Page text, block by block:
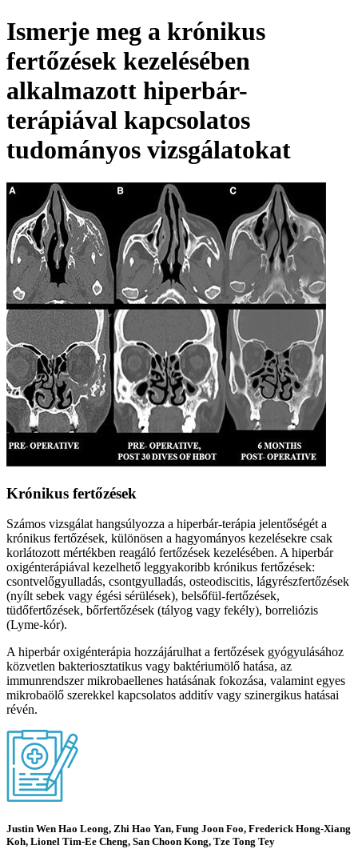
Ismerje meg a krónikus
fertőzések kezelésében
alkalmazott hiperbár-
terápiával kapcsolatos
tudományos vizsgálatokat
Krónikus fertőzések
Számos vizsgálat hangsúlyozza a hiperbár-terápia jelentőségét a
krónikus fertőzések, különösen a hagyományos kezelésekre csak
korlátozott mértékben reagáló fertőzések kezelésében. A hiperbár
oxigénterápiával kezelhető leggyakoribb krónikus fertőzések:
csontvelőgyulladás, csontgyulladás, osteodiscitis, lágyrészfertőzések
(nyílt sebek vagy égési sérülések), belsőfül-fertőzések,
tüdőfertőzések, bőrfertőzések (tályog vagy fekély), borreliózis
(Lyme-kór).
A hiperbár oxigénterápia hozzájárulhat a fertőzések gyógyulásához
közvetlen bakteriosztatikus vagy baktériumölő hatása, az
immunrendszer mikrobaellenes hatásának fokozása, valamint egyes
mikrobaölő szerekkel kapcsolatos additív vagy szinergikus hatásai
révén.
Justin Wen Hao Leong, Zhi Hao Yan, Fung Joon Foo, Frederick Hong-Xiang
Koh, Lionel Tim-Ee Cheng, San Choon Kong, Tze Tong Tey